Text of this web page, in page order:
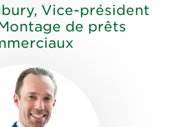
Vice-président
de prêts